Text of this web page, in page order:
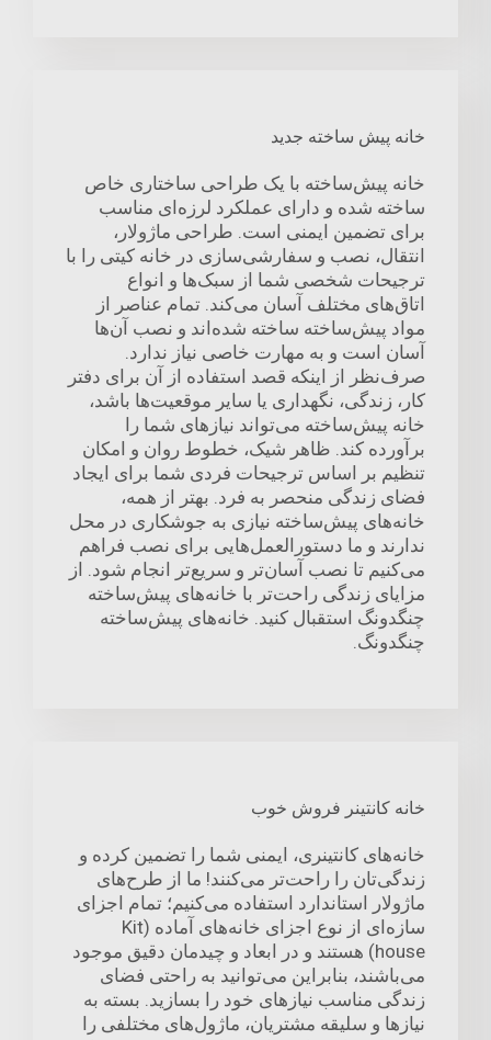
خانه پیش ساخته جدید
خانه پیش‌ساخته با یک طراحی ساختاری خاص
ساخته شده و دارای عملکرد لرزه‌ای مناسب
برای تضمین ایمنی است. طراحی ماژولار،
انتقال، نصب و سفارشی‌سازی در خانه کیتی را با
ترجیحات شخصی شما از سبک‌ها و انواع
اتاق‌های مختلف آسان می‌کند. تمام عناصر از
مواد پیش‌ساخته ساخته شده‌اند و نصب آن‌ها
آسان است و به مهارت خاصی نیاز ندارد.
صرف‌نظر از اینکه قصد استفاده از آن برای دفتر
کار، زندگی، نگهداری یا سایر موقعیت‌ها باشد،
خانه پیش‌ساخته می‌تواند نیازهای شما را
برآورده کند. ظاهر شیک، خطوط روان و امکان
تنظیم بر اساس ترجیحات فردی شما برای ایجاد
فضای زندگی منحصر به فرد. بهتر از همه،
خانه‌های پیش‌ساخته نیازی به جوشکاری در محل
ندارند و ما دستورالعمل‌هایی برای نصب فراهم
می‌کنیم تا نصب آسان‌تر و سریع‌تر انجام شود. از
مزایای زندگی راحت‌تر با خانه‌های پیش‌ساخته
چنگدونگ استقبال کنید. خانه‌های پیش‌ساخته
چنگدونگ.
خانه کانتینر فروش خوب
خانه‌های کانتینری، ایمنی شما را تضمین کرده و
زندگی‌تان را راحت‌تر می‌کنند! ما از طرح‌های
ماژولار استاندارد استفاده می‌کنیم؛ تمام اجزای
سازه‌ای از نوع اجزای خانه‌های آماده (Kit
house) هستند و در ابعاد و چیدمان دقیق موجود
می‌باشند، بنابراین می‌توانید به راحتی فضای
زندگی مناسب نیازهای خود را بسازید. بسته به
نیازها و سلیقه مشتریان، ماژول‌های مختلفی را